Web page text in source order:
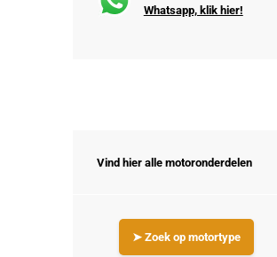
Whatsapp, klik hier!
Vind hier alle motoronderdelen
➤ Zoek op motortype